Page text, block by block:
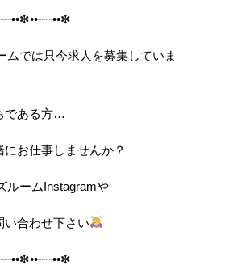
ムでは只今求人を募集していま
である方…
お仕事しませんか？
ルームInstagramや
い合わせ下さい